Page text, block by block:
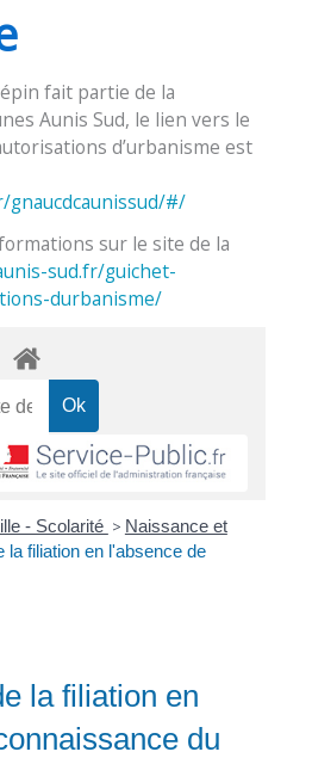
fait partie de la
Aunis Sud, le lien vers le
d’urbanisme est
gnaucdcaunissud/#/
sur le site de la
sud.fr/guichet-
durbanisme/
- Scolarité > Naissance et
la filiation en l'absence de
la filiation en
du